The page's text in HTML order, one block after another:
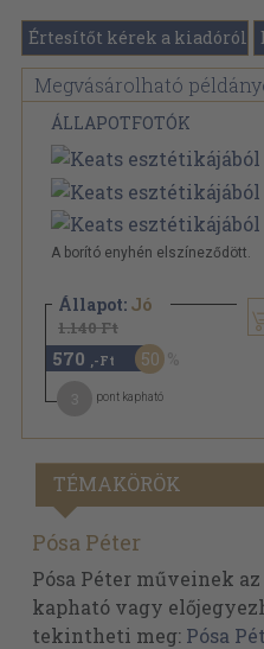
Értesítőt kérek a kiadóról
Megvásárolható
ÁLLAPOTFOTÓK
A borító enyhén elszíneződött.
Állapot: Jó
1.140 Ft
570 ,-Ft 50
pont kapható
TÉMAKÖRÖK
Pósa Péter
Pósa Péter műveinek
kapható vagy
tekintheti meg: Pósa